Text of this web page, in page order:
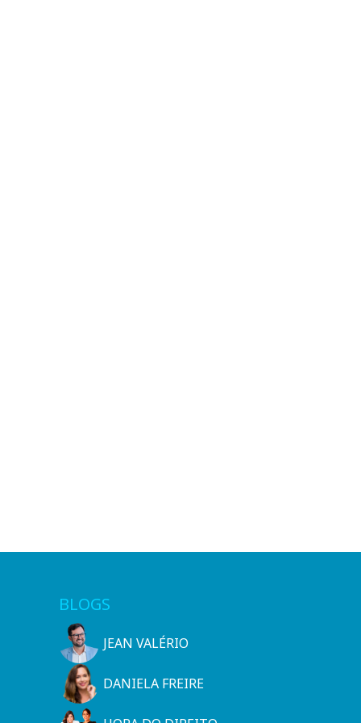
BLOGS
JEAN VALÉRIO
DANIELA FREIRE